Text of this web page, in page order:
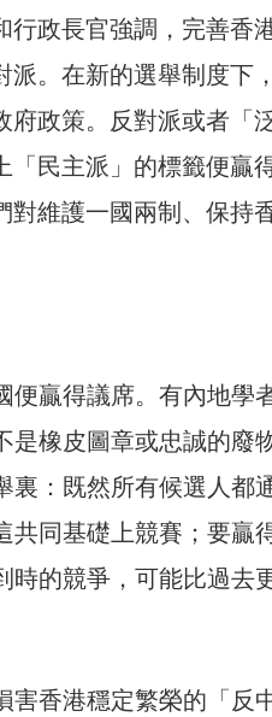
政長官強調，完善香
。在新的選舉制度下
府政策。反對派或者「
民主派」的標籤便贏得
維護一國兩制、保持
贏得議席。有內地學
是橡皮圖章或忠誠的廢
裏：既然所有候選人都
共同基礎上競賽；要贏
的競爭，可能比過去
香港穩定繁榮的「反